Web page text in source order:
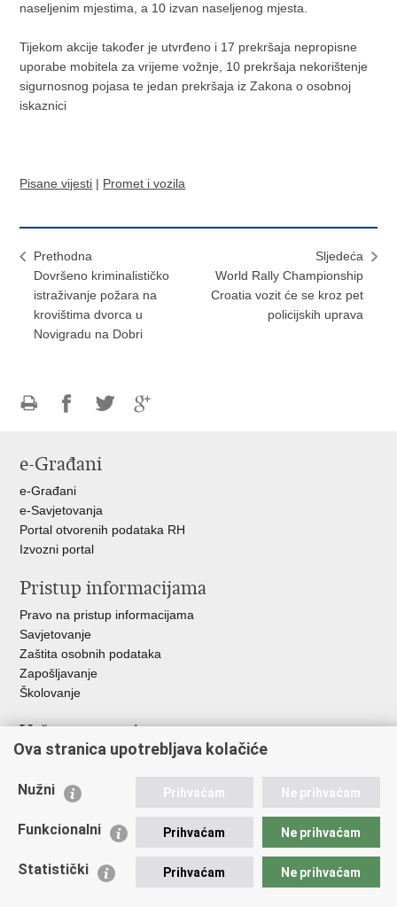
naseljenim mjestima, a 10 izvan naseljenog mjesta.
Tijekom akcije također je utvrđeno i 17 prekršaja nepropisne
uporabe mobitela za vrijeme vožnje, 10 prekršaja nekorištenje
sigurnosnog pojasa te jedan prekršaja iz Zakona o osobnoj
iskaznici
Pisane vijesti | Promet i vozila
Prethodna
Dovršeno kriminalističko
istraživanje požara na
krovištima dvorca u
Novigradu na Dobri
Sljedeća
World Rally Championship
Croatia vozit će se kroz pet
policijskih uprava
FacebookuTwitteru
e-Građani
e-Građani
e-Savjetovanja
Portal otvorenih podataka RH
Izvozni portal
Pristup informacijama
Pravo na pristup informacijama
Savjetovanje
Zaštita osobnih podataka
Zapošljavanje
Školovanje
Važne poveznice
Ministarstvo unutarnjih poslova
Udruge
Policijska akademija
Zaklada policijske solidarnosti
Ova stranica upotrebljava kolačiće
Nužni Prihvaćam Ne prihvaćam
Funkcionalni Prihvaćam Ne prihvaćam
Statistički Prihvaćam Ne prihvaćam